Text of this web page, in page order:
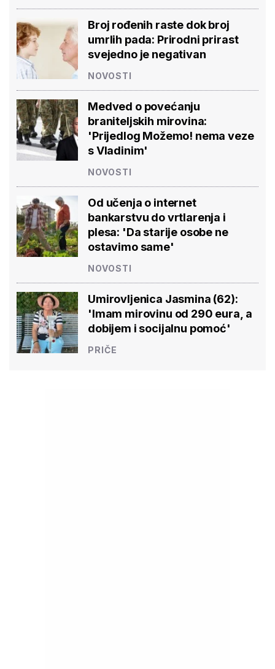
Broj rođenih raste dok broj
umrlih pada: Prirodni prirast
svejedno je negativan
NOVOSTI
Medved o povećanju
braniteljskih mirovina:
'Prijedlog Možemo! nema veze
s Vladinim'
NOVOSTI
Od učenja o internet
bankarstvu do vrtlarenja i
plesa: 'Da starije osobe ne
ostavimo same'
NOVOSTI
Umirovljenica Jasmina (62):
'Imam mirovinu od 290 eura, a
dobijem i socijalnu pomoć'
PRIČE